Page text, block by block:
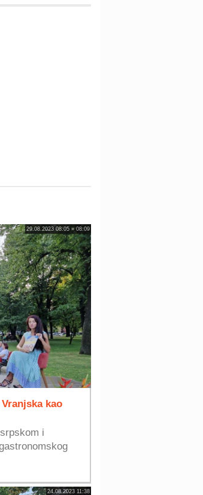
29.08.2023 08:05 » 08:09
kao
i
24.08.2023 11:38